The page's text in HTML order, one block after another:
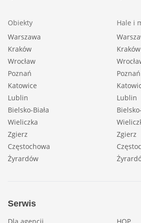
Obiekty
Warszawa
Kraków
Wrocław
Poznań
Katowice
Lublin
Bielsko-Biała
Wieliczka
Zgierz
Częstochowa
Żyrardów
Hale i
Kraków
Poznań
Lublin
Zgierz
Serwis